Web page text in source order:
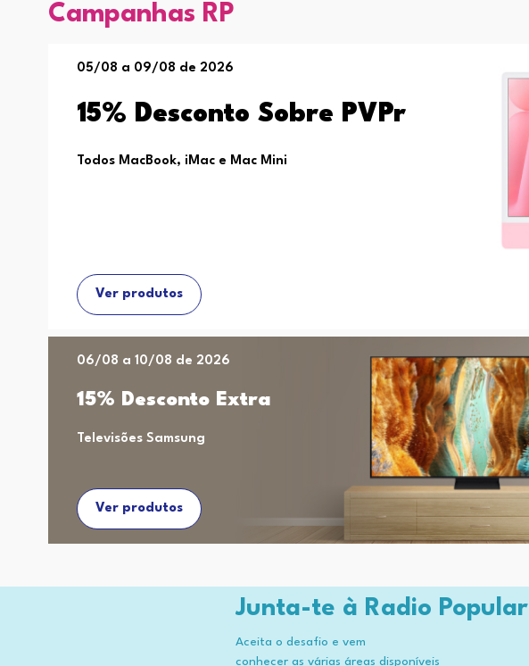
Campanhas RP
05/08 a 09/08 de 2026
15% Desconto Sobre PVPr
Todos MacBook, iMac e Mac Mini
Ver produtos
06/08 a 10/08 de 2026
15% Desconto Extra
Televisões Samsung
Ver produtos
Junta-te à Radio Popular
Aceita o desafio e vem
conhecer as várias áreas disponíveis